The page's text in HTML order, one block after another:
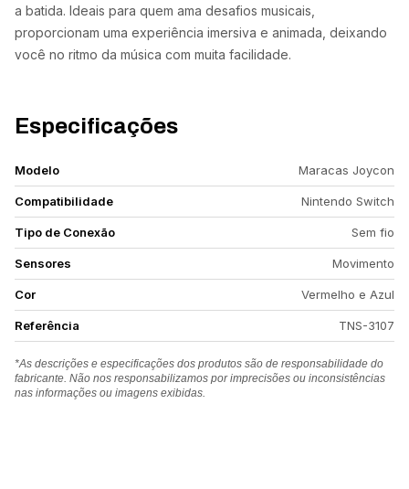
a batida. Ideais para quem ama desafios musicais,
proporcionam uma experiência imersiva e animada, deixando
você no ritmo da música com muita facilidade.
Especificações
Modelo Maracas Joycon
Compatibilidade Nintendo Switch
Tipo de Conexão Sem fio
Sensores Movimento
Cor Vermelho e Azul
Referência TNS-3107
*As descrições e especificações dos produtos são de responsabilidade do
fabricante. Não nos responsabilizamos por imprecisões ou inconsistências
nas informações ou imagens exibidas.